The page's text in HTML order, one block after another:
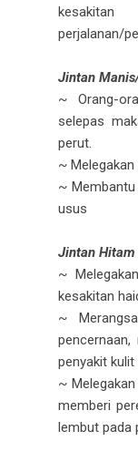
perjalanan/
Jintan
~ Orang-
selepas
perut.
~
~
usus
Jintan Hitam
~
kesakitan
~
pencernaan,
penyakit
~
memberi
lembut pada